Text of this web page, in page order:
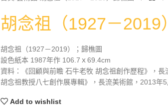
胡念祖（1927－2019
胡念祖（1927－2019）；歸樵圖
設色紙本 1987年作 106.7ｘ69.4cm
資料：《回顧與前瞻 石牛老牧 胡念祖創作歷程》，
胡念祖教授八七創作展專輯》，長流美術館，2013年5
Add to wishlist